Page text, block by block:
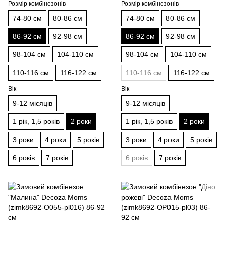
Розмір комбінезонів
74-80 см 80-86 см
86-92 см 92-98 см
98-104 см 104-110 см
110-116 см 116-122 см
Вік
9-12 місяців
1 рік, 1,5 років 2 роки
3 роки 4 роки 5 років
6 років 7 років
Розмір комбінезонів
74-80 см 80-86 см
86-92 см 92-98 см
98-104 см 104-110 см
110-116 см 116-122 см
Вік
9-12 місяців
1 рік, 1,5 років 2 роки
3 роки 4 роки 5 років
6 років 7 років